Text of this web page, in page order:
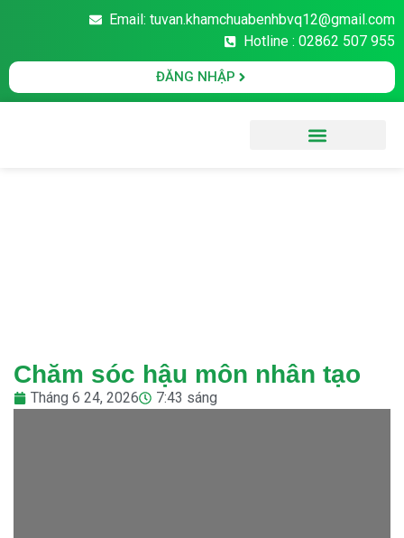
Email: tuvan.khamchuabenhbvq12@gmail.com
Hotline : 02862 507 955
ĐĂNG NHẬP
Chăm sóc hậu môn nhân tạo
Tháng 6 24, 2026 7:43 sáng